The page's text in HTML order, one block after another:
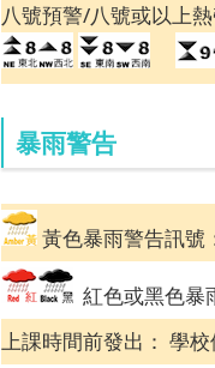
八號預警/八號或以上
暴雨警告
黃色暴雨警告訊號
紅色或黑色暴
上課時間前發出： 學校